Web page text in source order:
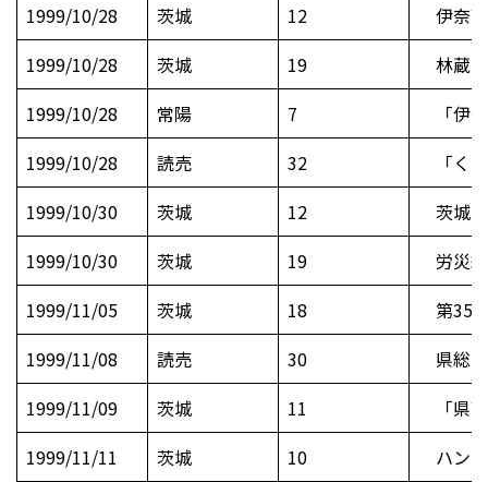
1999/10/28
茨城 12
伊奈
1999/10/28
茨城 19
林蔵
1999/10/28
常陽 7
「伊
1999/10/28
読売 32
「く
1999/10/30
茨城 12
茨城
1999/10/30
茨城 19
労災
1999/11/05
茨城 18
第35
1999/11/08
読売 30
県総
1999/11/09
茨城 11
「県
1999/11/11
茨城 10 ハン